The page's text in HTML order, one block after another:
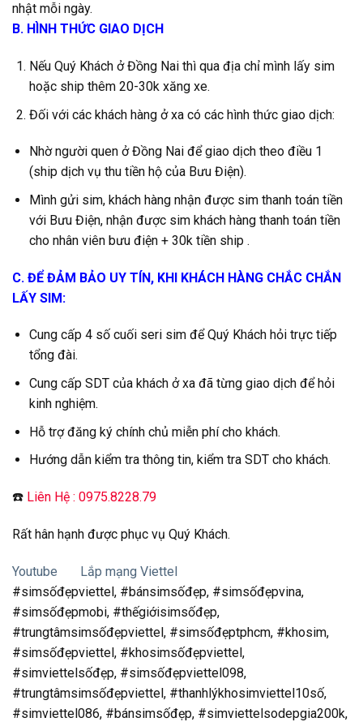
nhật mỗi ngày.
B. HÌNH THỨC GIAO DỊCH
Nếu Quý Khách ở Đồng Nai thì qua địa chỉ mình lấy sim
hoặc ship thêm 20-30k xăng xe.
Đối với các khách hàng ở xa có các hình thức giao dịch:
Nhờ người quen ở Đồng Nai để giao dịch theo điều 1
(ship dịch vụ thu tiền hộ của Bưu Điện).
Mình gửi sim, khách hàng nhận được sim thanh toán tiền
với Bưu Điện, nhận được sim khách hàng thanh toán tiền
cho nhân viên bưu điện + 30k tiền ship .
C. ĐỂ ĐẢM BẢO UY TÍN, KHI KHÁCH HÀNG CHẮC CHẮN
LẤY SIM:
Cung cấp 4 số cuối seri sim để Quý Khách hỏi trực tiếp
tổng đài.
Cung cấp SDT của khách ở xa đã từng giao dịch để hỏi
kinh nghiệm.
Hỗ trợ đăng ký chính chủ miễn phí cho khách.
Hướng dẫn kiểm tra thông tin, kiểm tra SDT cho khách.
☎️ Liên Hệ : 0975.8228.79
Rất hân hạnh được phục vụ Quý Khách.
Youtube
Lắp mạng Viettel
#simsốđẹpviettel, #bánsimsốđẹp, #simsốđẹpvina,
#simsốđẹpmobi, #thếgiớisimsốđẹp,
#trungtâmsimsốđẹpviettel, #simsốđẹptphcm, #khosim,
#simsốđẹpviettel, #khosimsốđẹpviettel,
#simviettelsốđẹp, #simsốđẹpviettel098,
#trungtâmsimsốđẹpviettel, #thanhlýkhosimviettel10số,
#simviettel086, #bánsimsốđẹp, #simviettelsodepgia200k,